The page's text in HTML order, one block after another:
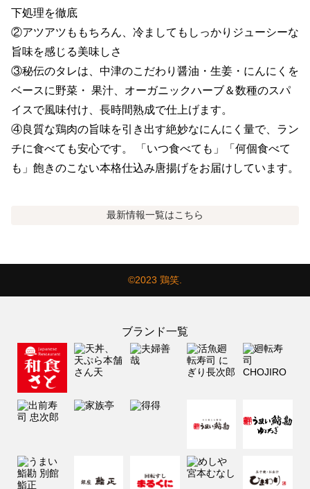
下処理を徹底
②アツアツももちろん、冷ましてもしっかりジューシーな
旨味を感じる美味しさ
③秘伝のタレは、中津のこだわり醤油・生姜・にんにくを
ベースに野菜・ 果汁、オーガニックハーブ＆数種のスパ
イスで風味付け、長時間熟成で仕上げます。
④良質な鶏肉の旨味を引き出す絶妙なにんにく量で、ラン
チに食べても安心です。 「いつ食べても」「何個食べて
も」飽きのこない本格仕込み唐揚げをお届けしています。
最新情報一覧はこちら
©2023 鶏笑.
ブランド一覧